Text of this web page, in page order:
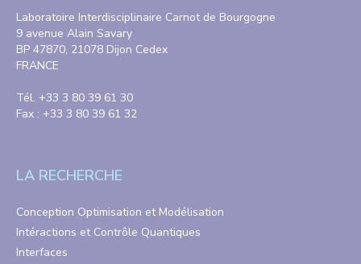
Laboratoire Interdisciplinaire Carnot de Bourgogne
9 avenue Alain Savary
BP 47870, 21078 Dijon Cedex
FRANCE
Tél. +33 3 80 39 61 30
Fax : +33 3 80 39 61 32
LA RECHERCHE
Conception Optimisation et Modélisation
Intéractions et Contrôle Quantiques
Interfaces